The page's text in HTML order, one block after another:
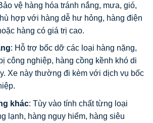
vệ hàng hóa tránh nắng, mưa, gió,
hợp với hàng dễ hư hỏng, hàng điện
hàng có giá trị cao.
: Hỗ trợ bốc dỡ các loại hàng nặng,
công nghiệp, hàng cồng kềnh khó di
Xe này thường đi kèm với dịch vụ bốc
khác: Tùy vào tính chất từng loại
lạnh, hàng nguy hiểm, hàng siêu